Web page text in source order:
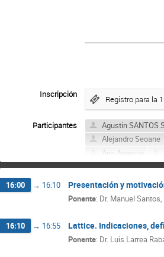
Inscripción Registro para la
Participantes Agustin SANTOS
Alejandro Seoane
Ana Aparicio
ANGEL
Antonio Muñoz
Beatrice Geanina
Clara Solla
Cristhian Ludwin
16:00 → 16:10 Presentación y
Ponente: Dr. Manuel
16:10 → 16:55 Lattice. Indicaciones,
Ponente: Dr. Luis Larrea